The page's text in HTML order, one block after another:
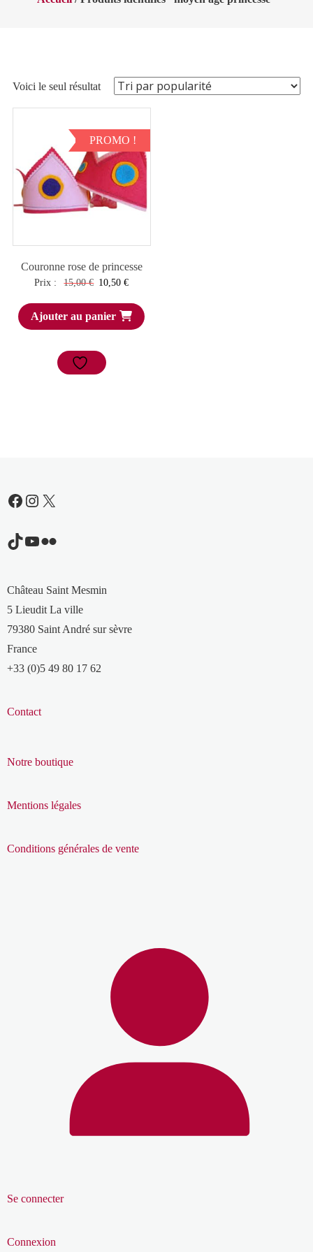
Voici le seul résultat
PROMO !
Couronne rose de princesse
Prix : 15,00€ Le
initial
15,00 €.
10,50€Le
actuel
Ajouter au panier
Facebook
Instagram
X
TikTok
YouTube
Flickr
Château Saint Mesmin
5 Lieudit La ville
79380 Saint André sur sèvre
France
+33 (0)5 49 80 17 62
Contact
Notre boutique
Mentions légales
Conditions générales de vente
Se connecter
Connexion